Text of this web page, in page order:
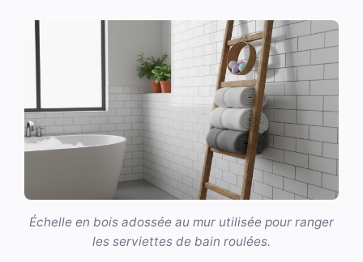
Échelle en bois adossée au mur utilisée pour ranger
les serviettes de bain roulées.